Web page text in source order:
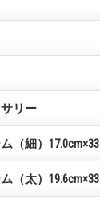
リー
（細）
（太）